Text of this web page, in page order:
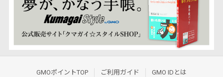
GMOポイントTOP ご利用ガイド
GMO IDとは